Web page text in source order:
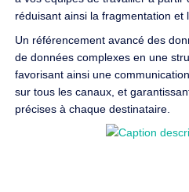
réduisant ainsi la fragmentation et
Un référencement avancé des
de données complexes en une
favorisant ainsi une
sur tous les canaux, et
précises à chaque destinataire.